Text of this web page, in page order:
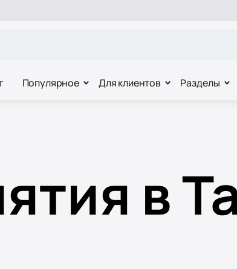
Популярное Для клиентов Разделы
в